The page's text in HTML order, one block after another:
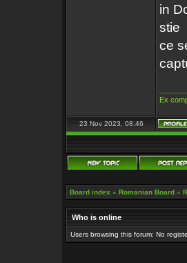
in
stie
ce
Ex
23 Nov 2023, 08:46
Board index » Romanian Board »
Who is online
Users browsing this forum: No